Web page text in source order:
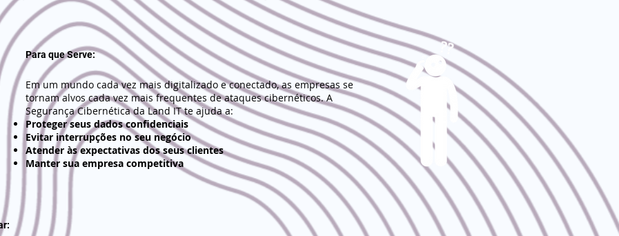
Para que Serve:
Em um mundo cada vez mais digitalizado e conectado, as empresas se
tornam alvos cada vez mais frequentes de ataques cibernéticos. A
Segurança Cibernética da Land IT te ajuda a:
Proteger seus dados confidenciais
Evitar interrupções no seu negócio
Atender às expectativas dos seus clientes
Manter sua empresa competitiva